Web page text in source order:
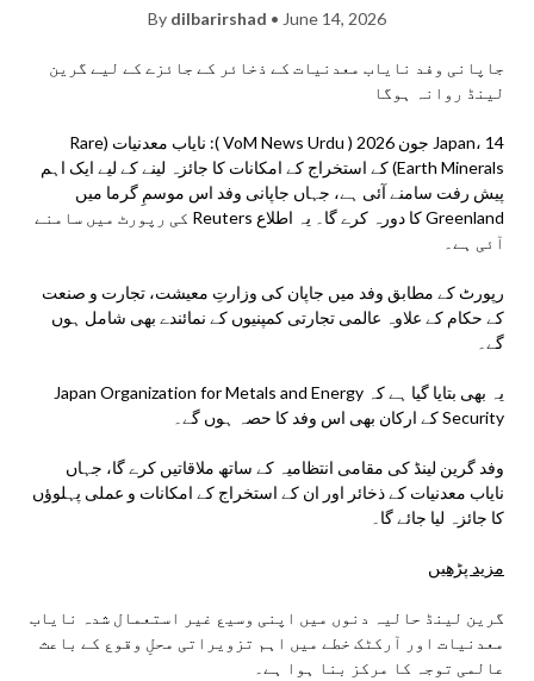
By dilbarirshad • June 14, 2026
جاپانی وفد نایاب معدنیات کے ذخائر کے جائزے کے لیے گرین
لینڈ روانہ ہوگا
Japan، 14 جون 2026 ( VoM News Urdu ): نایاب معدنیات (Rare
Earth Minerals) کے استخراج کے امکانات کا جائزہ لینے کے لیے ایک اہم
پیش رفت سامنے آئی ہے، جہاں جاپانی وفد اس موسمِ گرما میں
Greenland کا دورہ کرے گا۔ یہ اطلاع Reuters کی رپورٹ میں سامنے
آئی ہے۔
رپورٹ کے مطابق وفد میں جاپان کی وزارتِ معیشت، تجارت و صنعت
کے حکام کے علاوہ عالمی تجارتی کمپنیوں کے نمائندے بھی شامل ہوں
گے۔
یہ بھی بتایا گیا ہے کہ Japan Organization for Metals and Energy
Security کے ارکان بھی اس وفد کا حصہ ہوں گے۔
وفد گرین لینڈ کی مقامی انتظامیہ کے ساتھ ملاقاتیں کرے گا، جہاں
نایاب معدنیات کے ذخائر اور ان کے استخراج کے امکانات و عملی پہلوؤں
کا جائزہ لیا جائے گا۔
مزید پڑھیں
گرین لینڈ حالیہ دنوں میں اپنی وسیع غیر استعمال شدہ نایاب
معدنیات اور آرکٹک خطے میں اہم تزویراتی محلِ وقوع کے باعث
عالمی توجہ کا مرکز بنا ہوا ہے۔